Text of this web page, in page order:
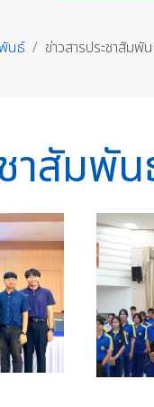
นธ์ ข่าวสารประชาสัมพั
าสัมพั